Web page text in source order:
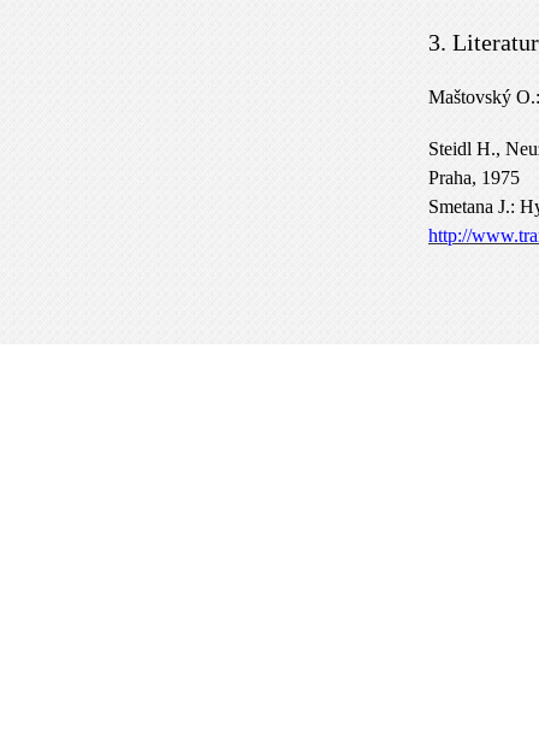
3.
Maštovský
Steidl H.,
Praha, 1975
Smetana J.:
http://